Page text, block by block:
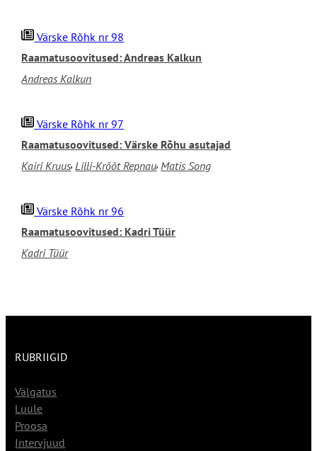
Värske Rõhk nr 98
Raamatusoovitused: Andreas Kalkun
Andreas Kalkun
Värske Rõhk nr 97
Raamatusoovitused: Värske Rõhu asutajad
Kairi Kruus, Lilli-Krõõt Repnau, Matis Song
Värske Rõhk nr 96
Raamatusoovitused: Kadri Tüür
Kadri Tüür
RUBRIIGID
Välgatus
Luule
Proosa
Intervjuud